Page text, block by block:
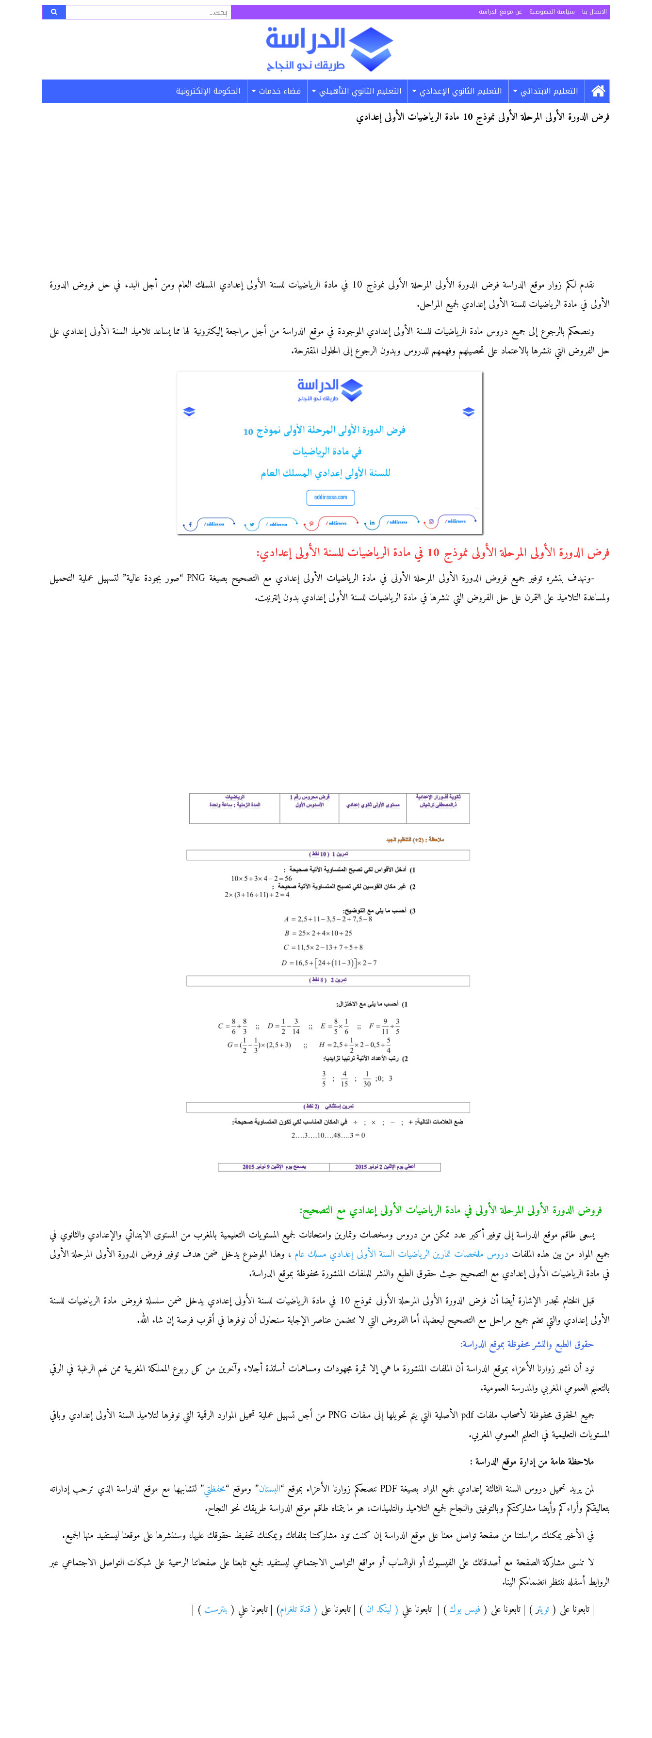
الاتصال بنا سياسة الخصوصية عن موقع الدراسة البحث
عن:
التعليم الابتدائي التعليم الثانوي الإعدادي التعليم الثانوي التأهيلي فضاء خدمات الحكومة الإلكترونية
فرض الدورة الأولى المرحلة الأولى نموذج 10 مادة الرياضيات الأولى إعدادي
نقدم لكم زوار موقع الدراسة فرض الدورة الأولى المرحلة الأولى نموذج 10 في مادة الرياضيات للسنة الأولى إعدادي المسلك العام ومن أجل البدء في حل فروض الدورة
الأولى في مادة الرياضيات للسنة الأولى إعدادي لجميع المراحل.
وننصحكم بالرجوع إلى جميع دروس مادة الرياضيات للسنة الأولى إعدادي الموجودة في موقع الدراسة من أجل مراجعة إليكترونية لها مما يساعد تلاميذ السنة الأولى إعدادي على
حل الفروض التي ننشرها بالاعتماد على تحصيلهم وفهمهم للدروس وبدون الرجوع إلى الحلول المقترحة.
فرض الدورة الأولى المرحلة الأولى نموذج 10 في مادة الرياضيات للسنة الأولى إعدادي :
-ونهدف بنشره توفير جميع فروض الدورة الأولى المرحلة الأولى في مادة الرياضيات الأولى إعدادي مع التصحيح بصيغة PNG “صور بجودة عالية” لتسهيل عملية التحميل
ولمساعدة التلاميذ على التمرن على حل الفروض التي ننشرها في مادة الرياضيات للسنة الأولى إعدادي بدون إنترنيت.
فروض الدورة الأولى المرحلة الأولى في مادة الرياضيات الأولى إعدادي مع التصحيح:
يسعى طاقم موقع الدراسة إلى توفير أكبر عدد ممكن من دروس وملخصات وتمارين وامتحانات لجميع المستويات التعليمية بالمغرب من المستوى الابتدائي والإعدادي والثانوي في
جميع المواد من بين هذه الملفات دروس ملخصات تمارين الرياضيات السنة الأولى إعدادي مسلك عام ، وهذا الموضوع يدخل ضمن هدف توفير فروض الدورة الأولى المرحلة الأولى
في مادة الرياضيات الأولى إعدادي مع التصحيح حيث حقوق الطبع والنشر للملفات المنشورة محفوظة بموقع الدراسة.
قبل الختام تجدر الإشارة أيضا أن فرض الدورة الأولى المرحلة الأولى نموذج 10 في مادة الرياضيات للسنة الأولى إعدادي يدخل ضمن سلسلة فروض مادة الرياضيات للسنة
الأولى إعدادي والتي تضم جميع مراحل مع التصحيح لبعضها، أما الفروض التي لا تتضمن عناصر الإجابة سنحاول أن نوفرها في أقرب فرصة إن شاء الله.
حقوق الطبع والنشر محفوظة بموقع الدراسة:
نود أن نشير زوارنا الأعزاء بموقع الدراسة أن الملفات المنشورة ما هي إلا ثمرة مجهودات ومساهمات أساتذة أجلاء وآخرين من كل ربوع المملكة المغربية ممن لهم الرغبة في الرقي
بالتعليم العمومي المغربي والمدرسة العمومية.
جميع الحقوق محفوظة لأصحاب ملفات pdf الأصلية التي يتم تحويلها إلى ملفات PNG من أجل تسهيل عملية تحميل الموارد الرقمية التي نوفرها لتلاميذ السنة الأولى إعدادي وباقي
المستويات التعليمية في التعليم العمومي المغربي.
ملاحظة هامة من إدارة موقع الدراسة :
لمن يريد تحميل دروس السنة الثالثة إعدادي لجميع المواد بصيغة PDF ننصحكم زوارنا الأعزاء بموقع “
البستان” وموقع “محفظتي” لتشابهها مع موقع الدراسة الذي ترحب إداراته
بتعاليقكم وأراءكم وأيضا مشاركتكم وبالتوفيق والنجاح لجميع التلاميذ والتلميذات، هو ما يتمناه طاقم موقع الدراسة طريقك نحو النجاح.
في الأخير يمكنك مراسلتنا من صفحة تواصل معنا على موقع الدراسة إن كنت تود مشاركتنا بملفاتك ويمكنك تحفيظ حقوقك عليها، وسننشرها على موقعنا ليستفيد منها الجميع.
لا تنسى مشاركة الصفحة مع أصدقائك على الفيسبوك أو الواتساب أو مواقع التواصل الاجتماعي ليستفيد لجميع تابعنا على صفحاتنا الرسمية على شبكات التواصل الاجتماعي عبر
الروابط أسفله ننتظر انضمامكم الينا.
| تابعونا على ( تويتر ) | تابعونا على ( فيس بوك ) | تابعونا علي ( لينكد ان ) | تابعونا على ( قناة تلغرام) | تابعونا علي ( بنترست ) |